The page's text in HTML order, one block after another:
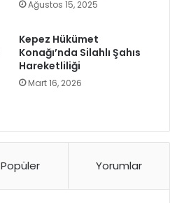
Ağustos 15, 2025
Kepez Hükümet
Konağı’nda Silahlı Şahıs
Hareketliliği
Mart 16, 2026
Popüler Yorumlar